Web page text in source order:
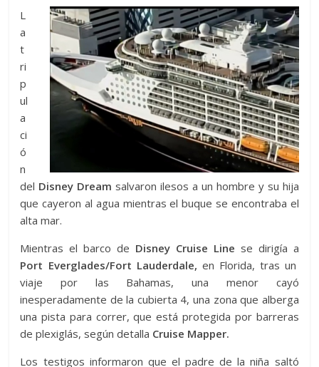
L
a
t
ri
p
ul
a
ci
ó
n
del Disney Dream salvaron ilesos a un hombre y su hija
que cayeron al agua mientras el buque se encontraba el
alta mar.
Mientras el barco de Disney Cruise Line se dirigía a
Port Everglades/Fort Lauderdale, en Florida, tras un
viaje por las Bahamas, una menor cayó
inesperadamente de la cubierta 4, una zona que alberga
una pista para correr, que está protegida por barreras
de plexiglás, según detalla Cruise Mapper.
Los testigos informaron que el padre de la niña saltó